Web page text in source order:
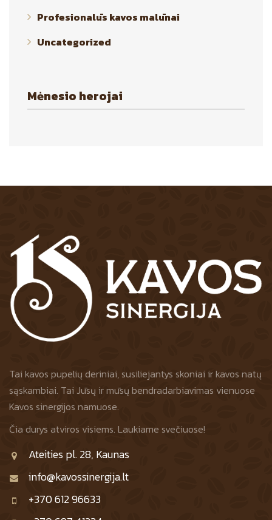
Profesionalūs kavos malūnai
Uncategorized
Mėnesio herojai
Tai kavos pupelių deriniai, susiliejantys skoniai ir kavos natų
sąskambiai. Tai Jūsų ir mūsų bendradarbiavimas vienuose
Kavos sinergijos namuose.
Čia durys atviros visiems. Laukiame svečiuose!
Ateities pl. 28, Kaunas
info@kavossinergija.lt
+370 612 96633